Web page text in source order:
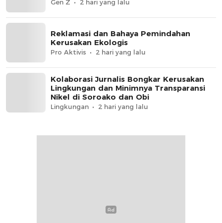
Gen Z 2 hari yang lalu
Reklamasi dan Bahaya Pemindahan
Kerusakan Ekologis
Pro Aktivis 2 hari yang lalu
Kolaborasi Jurnalis Bongkar Kerusakan
Lingkungan dan Minimnya Transparansi
Nikel di Soroako dan Obi
Lingkungan 2 hari yang lalu